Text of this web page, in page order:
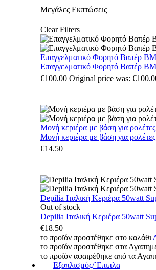
Μεγάλες Εκπτώσεις
Clear Filters
Επαγγελματικό Φορητό Βαπέρ
Επαγγελματικό Φορητό Βαπέρ
€100.00 Original price was:
Μονή κεριέρα με βάση για
Μονή κεριέρα με βάση για
€14.50
Depilia Ιταλική Κεριέρα 50watt
Out of stock
Depilia Ιταλική Κεριέρα 50watt
€18.50
το προϊόν προστέθηκε στο καλάθι
το προϊόν προστέθηκε στα
το προϊόν αφαιρέθηκε από τα
Εξοπλισμός/΄Επιπλα